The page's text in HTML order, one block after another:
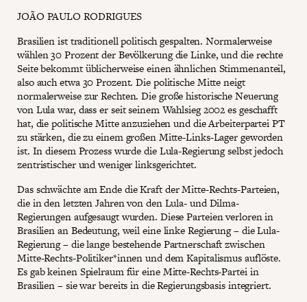
JOÃO PAULO RODRIGUES
Brasilien ist traditionell politisch gespalten. Normalerweise
wählen 30 Prozent der Bevölkerung die Linke, und die rechte
Seite bekommt üblicherweise einen ähnlichen Stimmenanteil,
also auch etwa 30 Prozent. Die politische Mitte neigt
normalerweise zur Rechten. Die große historische Neuerung
von Lula war, dass er seit seinem Wahlsieg 2002 es geschafft
hat, die politische Mitte anzuziehen und die Arbeiterpartei PT
zu stärken, die zu einem großen Mitte-Links-Lager geworden
ist. In diesem Prozess wurde die Lula-Regierung selbst jedoch
zentristischer und weniger linksgerichtet.
Das schwächte am Ende die Kraft der Mitte-Rechts-Parteien,
die in den letzten Jahren von den Lula- und Dilma-
Regierungen aufgesaugt wurden. Diese Parteien verloren in
Brasilien an Bedeutung, weil eine linke Regierung – die Lula-
Regierung – die lange bestehende Partnerschaft zwischen
Mitte-Rechts-Politiker*innen und dem Kapitalismus auflöste.
Es gab keinen Spielraum für eine Mitte-Rechts-Partei in
Brasilien – sie war bereits in die Regierungsbasis integriert.